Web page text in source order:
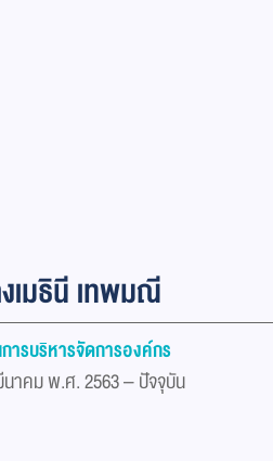
เมธินี เทพมณี
ารบริหารจัดการองค์กร
นาคม พ.ศ. 2563 – ปัจจุบัน